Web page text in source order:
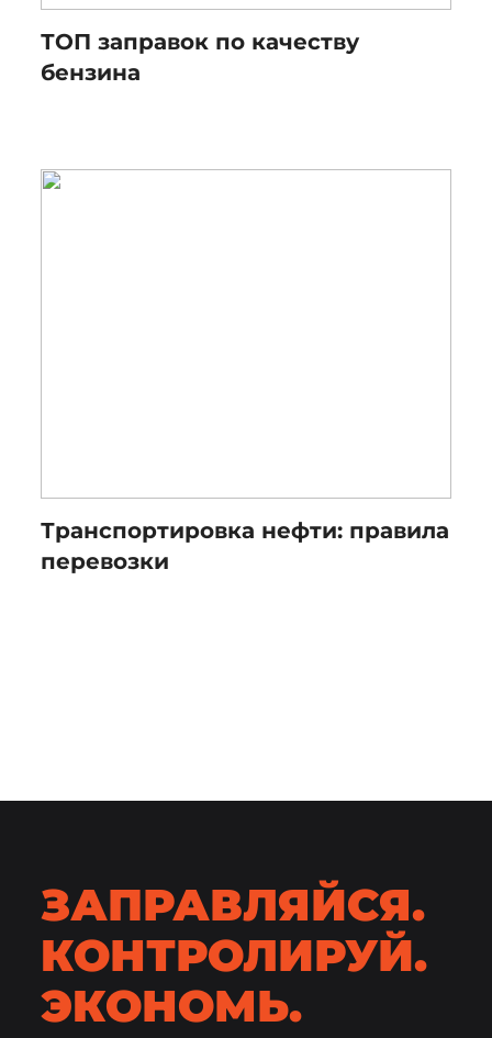
ТОП заправок по качеству
бензина
Транспортировка нефти: правила
перевозки
ЗАПРАВЛЯЙСЯ.
КОНТРОЛИРУЙ.
ЭКОНОМЬ.